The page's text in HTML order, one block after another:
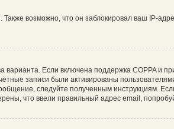
возможно, что он заблокировал ваш IP-
Если включена поддержка COPPA и
записи были активированы
следуйте полученным инструкциям.
что ввели правильный адрес email,